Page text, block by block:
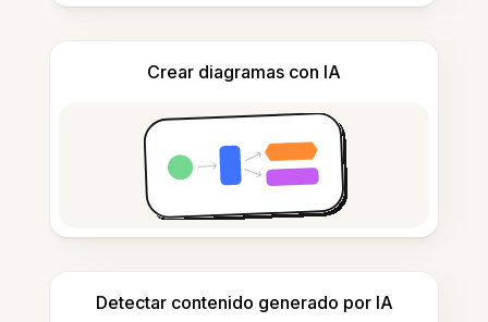
Crear diagramas con IA
Detectar contenido generado por IA